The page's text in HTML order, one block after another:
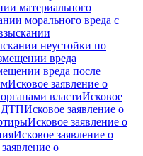
материального
морального вреда с
неустойки по
вреда
вреда после
Исковое заявление о
властиИсковое
ДТПИсковое заявление о
Исковое заявление о
Исковое заявление о
о